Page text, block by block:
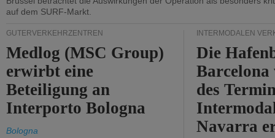
auf dem SURF-Markt.
GÜTERVERKEHRZENTREN
Medlog (MSC Group)
erwirbt eine
Beteiligung an
Interporto Bologna
Bologna
INTERMODALEN
Die
des
Navarra